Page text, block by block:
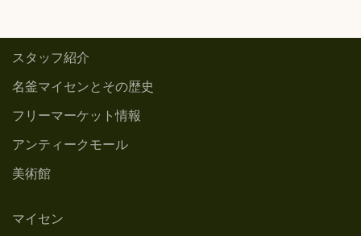
スタッフ紹介
名釜マイセンとその歴史
フリーマーケット情報
アンティークモール
美術館
マイセン